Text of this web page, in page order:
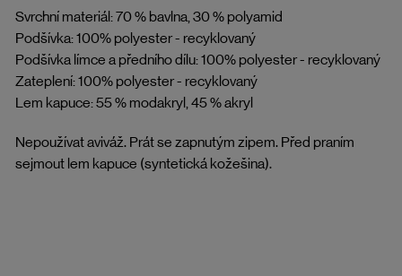
Svrchní materiál: 70 % bavlna, 30 % polyamid
Podšívka: 100% polyester - recyklovaný
Podšívka límce a předního dílu: 100% polyester - recyklovaný
Zateplení: 100% polyester - recyklovaný
Lem kapuce: 55 % modakryl, 45 % akryl
Nepoužívat aviváž. Prát se zapnutým zipem. Před praním
sejmout lem kapuce (syntetická kožešina).